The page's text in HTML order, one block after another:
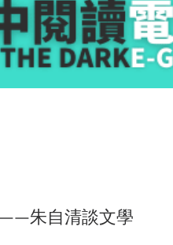
朱自清談文學